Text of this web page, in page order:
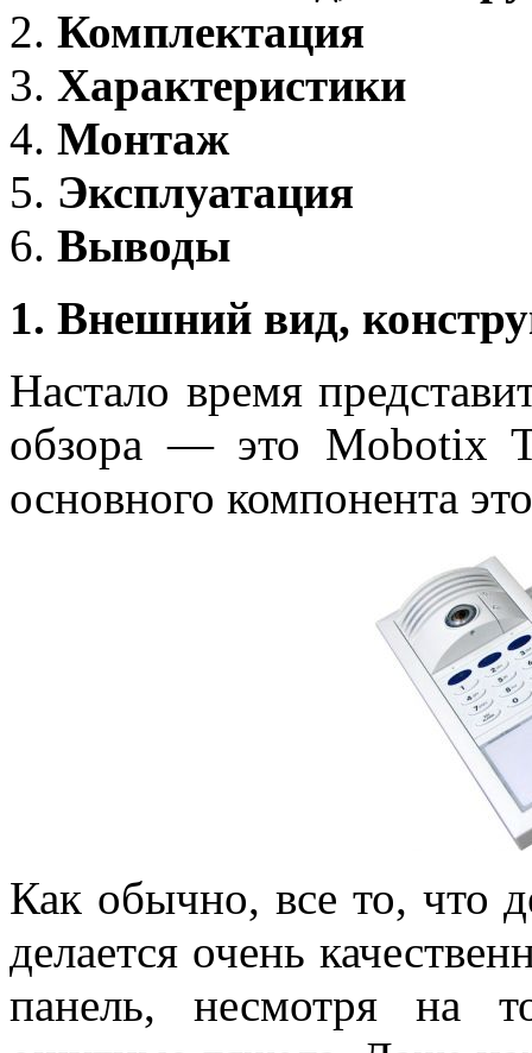
Комплектация
Характеристики
Монтаж
Эксплуатация
Выводы
1. Внешний вид,
Настало время
обзора — это Mobotix
основного компонента
Как обычно, все то, что
делается очень
панель, несмотря на